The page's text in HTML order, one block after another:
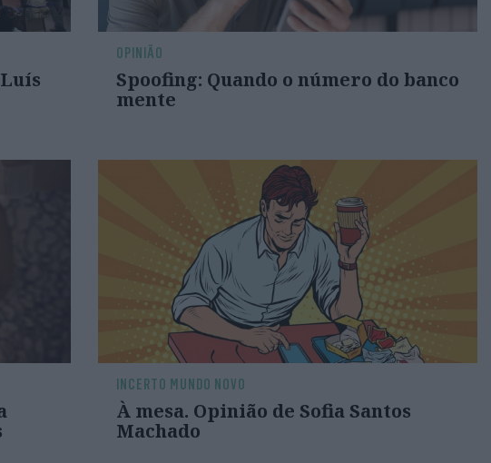
OPINIÃO
Spoofing: Quando o número do banco
mente
INCERTO MUNDO NOVO
À mesa. Opinião de Sofia Santos
Machado